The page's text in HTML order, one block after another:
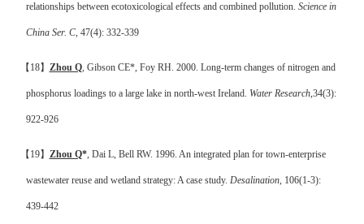
relationships between ecotoxicological effects and combined pollution. Science in
China Ser. C, 47(4): 332-339
【 18】 Zhou Q, Gibson CE*, Foy RH. 2000. Long-term changes of nitrogen and
phosphorus loadings to a large lake in north-west Ireland. Water Research,34(3):
922-926
【 19】 Zhou Q*, Dai L, Bell RW. 1996. An integrated plan for town-enterprise
wastewater reuse and wetland strategy: A case study. Desalination, 106(1-3):
439-442